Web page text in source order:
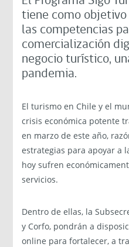
tiene como objetivo
las competencias
comercialización
negocio turístico,
pandemia.
El turismo en Chile y el
crisis económica potente
en marzo de este año,
estrategias para apoyar a
hoy sufren
servicios.
Dentro de ellas, la
y Corfo, pondrán a
online para fortalecer, a